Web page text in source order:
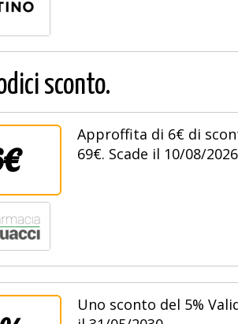
sconto.
Approffita di 6€ di
69€. Scade il 10/08/
Uno sconto del 5%